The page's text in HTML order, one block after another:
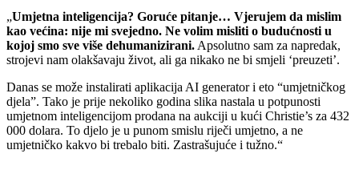
„Umjetna inteligencija? Goruće pitanje… Vjerujem da mislim
kao većina: nije mi svejedno. Ne volim misliti o budućnosti u
kojoj smo sve više dehumanizirani. Apsolutno sam za napredak,
strojevi nam olakšavaju život, ali ga nikako ne bi smjeli ‘preuzeti’.
Danas se može instalirati aplikacija AI generator i eto “umjetničkog
djela”. Tako je prije nekoliko godina slika nastala u potpunosti
umjetnom inteligencijom prodana na aukciji u kući Christie’s za 432
000 dolara. To djelo je u punom smislu riječi umjetno, a ne
umjetničko kakvo bi trebalo biti. Zastrašujuće i tužno.“